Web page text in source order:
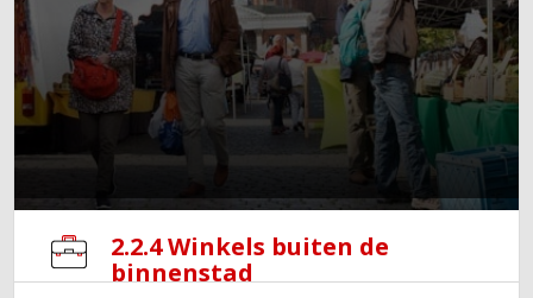
2.2.4 Winkels buiten de
binnenstad